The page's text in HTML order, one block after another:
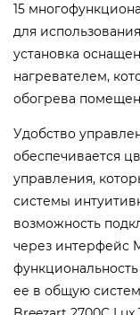
15
для
установка
нагревателем,
обогрева
Удобство
обеспечивается
управления,
системы
возможность
через интерфейс
функциональность
ее в общую